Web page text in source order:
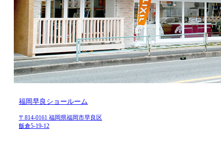
福岡早良ショールーム
〒814-0161 福岡県福岡市早良区
飯倉5-19-12